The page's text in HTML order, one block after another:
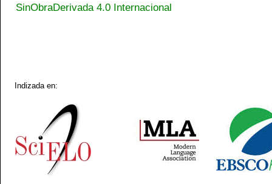
SinObraDerivada 4.0 Internacional
Indizada en: